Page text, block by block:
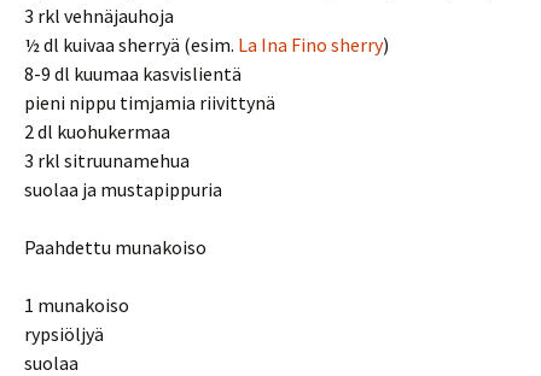
3 rkl vehnäjauhoja
½ dl kuivaa sherryä (esim. La Ina Fino sherry)
8-9 dl kuumaa kasvislientä
pieni nippu timjamia riivittynä
2 dl kuohukermaa
3 rkl sitruunamehua
suolaa ja mustapippuria
Paahdettu munakoiso
1 munakoiso
rypsiöljyä
suolaa